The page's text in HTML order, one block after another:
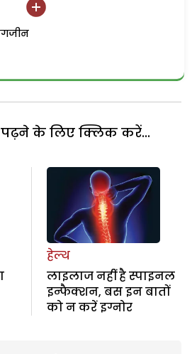
पढ़ने के लिए क्लिक करें...
हेल्थ
लाइलाज नहीं है स्पाइनल
इन्फैक्शन, बस इन बातों
को न करें इग्नोर